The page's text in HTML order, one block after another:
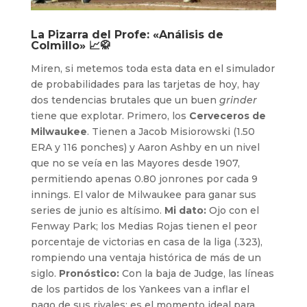
La Pizarra del Profe: «Análisis de
Colmillo» 📈🥋
Miren, si metemos toda esta data en el simulador
de probabilidades para las tarjetas de hoy, hay
dos tendencias brutales que un buen grinder
tiene que explotar. Primero, los Cerveceros de
Milwaukee. Tienen a Jacob Misiorowski (1.50
ERA y 116 ponches) y Aaron Ashby en un nivel
que no se veía en las Mayores desde 1907,
permitiendo apenas 0.80 jonrones por cada 9
innings. El valor de Milwaukee para ganar sus
series de junio es altísimo. Mi dato:Ojo con el
Fenway Park; los Medias Rojas tienen el peor
porcentaje de victorias en casa de la liga (.323),
rompiendo una ventaja histórica de más de un
siglo. Pronóstico:Con la baja de Judge, las líneas
de los partidos de los Yankees van a inflar el